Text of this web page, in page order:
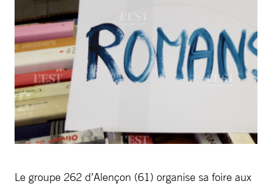
Le groupe 262 d’Alençon (61) organise sa foire aux